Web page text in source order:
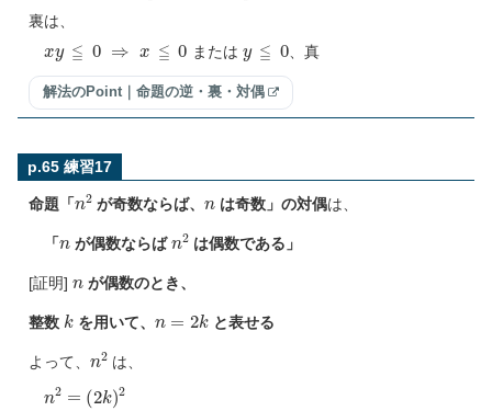
裏は、
≦ 0 0 または ≦ 0 、真
解法のPoint｜命題の逆・裏・対偶
p.65 練習17
命題「 2が奇数ならば、 は奇数」の対偶は、
「 が偶数ならば n2は偶数である」
[証明] が偶数のとき、
整数 k を用いて、 k と表せる
よって、 2は、